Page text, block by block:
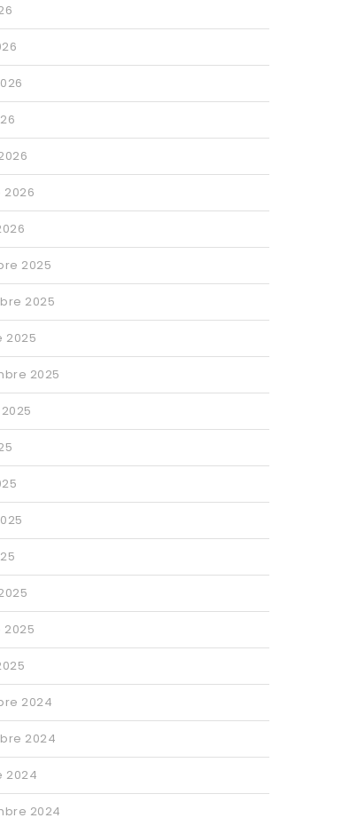
2025
2025
2025
2025
2024
2024
2024
2024